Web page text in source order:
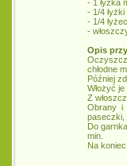
- 1 łyżka
- 1/4 łyżki
- 1/4
-
Opis
chłodne
Później
Włożyć
Z
Obrany i
paseczki,
Do
min.
Na